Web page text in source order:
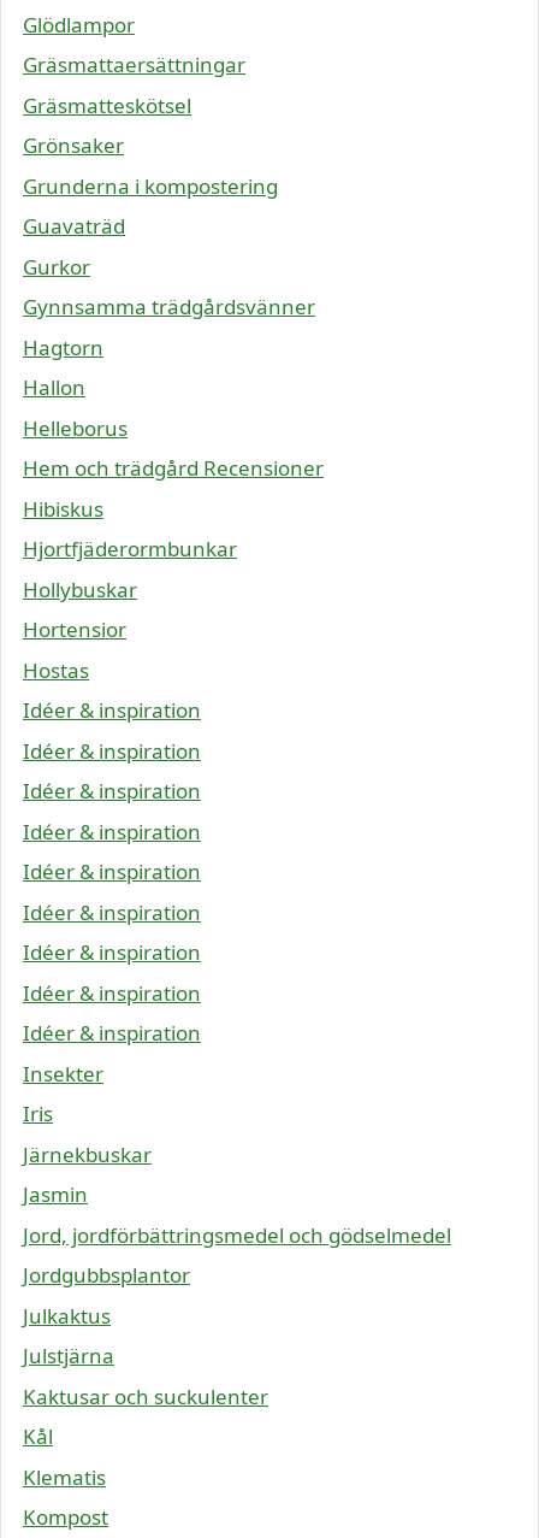
Glödlampor
Gräsmattaersättningar
Gräsmatteskötsel
Grönsaker
Grunderna i kompostering
Guavaträd
Gurkor
Gynnsamma trädgårdsvänner
Hagtorn
Hallon
Helleborus
Hem och trädgård Recensioner
Hibiskus
Hjortfjäderormbunkar
Hollybuskar
Hortensior
Hostas
Idéer & inspiration
Idéer & inspiration
Idéer & inspiration
Idéer & inspiration
Idéer & inspiration
Idéer & inspiration
Idéer & inspiration
Idéer & inspiration
Idéer & inspiration
Insekter
Iris
Järnekbuskar
Jasmin
Jord, jordförbättringsmedel och gödselmedel
Jordgubbsplantor
Julkaktus
Julstjärna
Kaktusar och suckulenter
Kål
Klematis
Kompost